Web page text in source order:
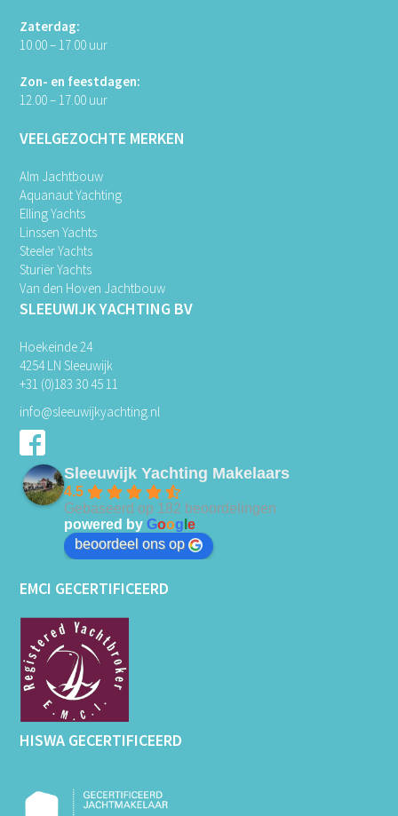
Zaterdag:
10.00 – 17.00 uur
Zon- en feestdagen:
12.00 – 17.00 uur
VEELGEZOCHTE MERKEN
Alm Jachtbouw
Aquanaut Yachting
Elling Yachts
Linssen Yachts
Steeler Yachts
Sturiër Yachts
Van den Hoven Jachtbouw
SLEEUWIJK YACHTING BV
Hoekeinde 24
4254 LN Sleeuwijk
+31 (0)183 30 45 11
info@sleeuwijkyachting.nl
Sleeuwijk Yachting Makelaars
4.5
Gebaseerd op 182 beoordelingen
powered byGoog le
beoordeel ons op
EMCI GECERTIFICEERD
HISWA GECERTIFICEERD